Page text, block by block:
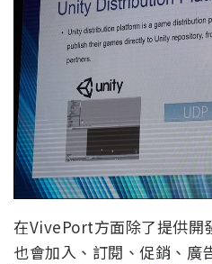
在VivePort方面除了提供開
也會加入、訂閱、促銷、廣